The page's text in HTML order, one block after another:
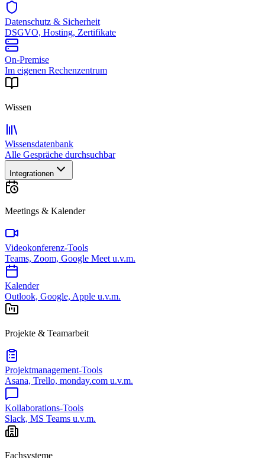
Datenschutz & Sicherheit
DSGVO, Hosting, Zertifikate
On-Premise
Im eigenen Rechenzentrum
Wissen
Wissensdatenbank
Alle Gespräche durchsuchbar
Integrationen
Meetings & Kalender
Videokonferenz-Tools
Teams, Zoom, Google Meet u.v.m.
Kalender
Outlook, Google, Apple u.v.m.
Projekte & Teamarbeit
Projektmanagement-Tools
Asana, Trello, monday.com u.v.m.
Kollaborations-Tools
Slack, MS Teams u.v.m.
Fachsysteme